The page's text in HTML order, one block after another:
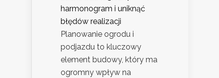
harmonogram i uniknąć
błędów realizacji
Planowanie ogrodu i
podjazdu to kluczowy
element budowy, który ma
ogromny wpływ na